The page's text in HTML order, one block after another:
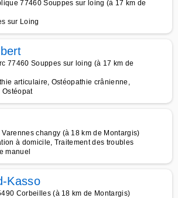
77460 Souppes sur loing (à 17 km de
sur Loing
77460 Souppes sur loing (à 17 km de
articulaire, Ostéopathie crânienne,
Ostéopat
changy (à 18 km de Montargis)
à domicile, Traitement des troubles
manuel
Kasso
Corbeilles (à 18 km de Montargis)